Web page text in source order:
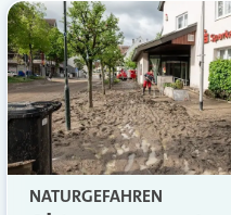
NATURGEFAHREN